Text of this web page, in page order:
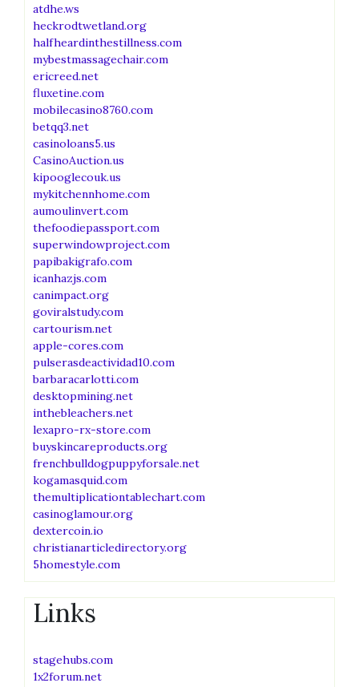
atdhe.ws
heckrodtwetland.org
halfheardinthestillness.com
mybestmassagechair.com
ericreed.net
fluxetine.com
mobilecasino8760.com
betqq3.net
casinoloans5.us
CasinoAuction.us
kipooglecouk.us
mykitchennhome.com
aumoulinvert.com
thefoodiepassport.com
superwindowproject.com
papibakigrafo.com
icanhazjs.com
canimpact.org
goviralstudy.com
cartourism.net
apple-cores.com
pulserasdeactividad10.com
barbaracarlotti.com
desktopmining.net
inthebleachers.net
lexapro-rx-store.com
buyskincareproducts.org
frenchbulldogpuppyforsale.net
kogamasquid.com
themultiplicationtablechart.com
casinoglamour.org
dextercoin.io
christianarticledirectory.org
5homestyle.com
Links
stagehubs.com
1x2forum.net